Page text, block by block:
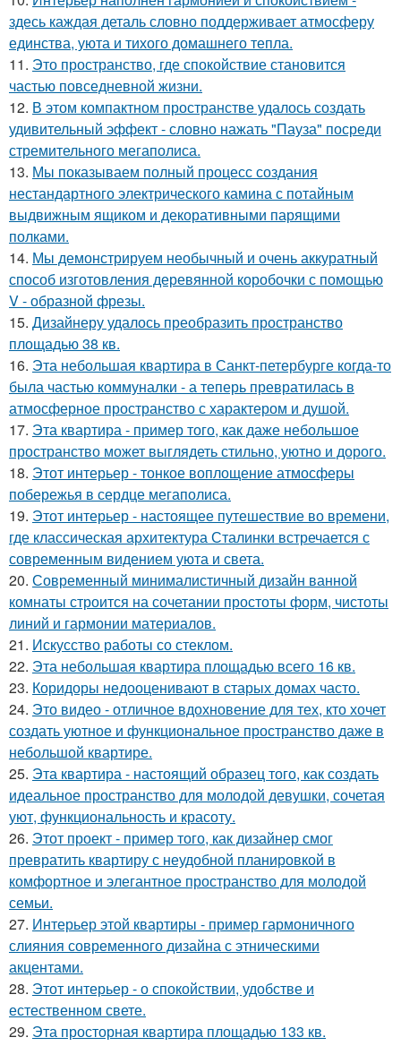
здесь каждая деталь словно поддерживает атмосферу
единства, уюта и тихого домашнего тепла.
11. Это пространство, где спокойствие становится
частью повседневной жизни.
12. В этом компактном пространстве удалось создать
удивительный эффект - словно нажать "Пауза" посреди
стремительного мегаполиса.
13. Мы показываем полный процесс создания
нестандартного электрического камина с потайным
выдвижным ящиком и декоративными парящими
полками.
14. Мы демонстрируем необычный и очень аккуратный
способ изготовления деревянной коробочки с помощью
V - образной фрезы.
15. Дизайнеру удалось преобразить пространство
площадью 38 кв.
16. Эта небольшая квартира в Санкт-петербурге когда-то
была частью коммуналки - а теперь превратилась в
атмосферное пространство с характером и душой.
17. Эта квартира - пример того, как даже небольшое
пространство может выглядеть стильно, уютно и дорого.
18. Этот интерьер - тонкое воплощение атмосферы
побережья в сердце мегаполиса.
19. Этот интерьер - настоящее путешествие во времени,
где классическая архитектура Сталинки встречается с
современным видением уюта и света.
20. Современный минималистичный дизайн ванной
комнаты строится на сочетании простоты форм, чистоты
линий и гармонии материалов.
21. Искусство работы со стеклом.
22. Эта небольшая квартира площадью всего 16 кв.
23. Коридоры недооценивают в старых домах часто.
24. Это видео - отличное вдохновение для тех, кто хочет
создать уютное и функциональное пространство даже в
небольшой квартире.
25. Эта квартира - настоящий образец того, как создать
идеальное пространство для молодой девушки, сочетая
уют, функциональность и красоту.
26. Этот проект - пример того, как дизайнер смог
превратить квартиру с неудобной планировкой в
комфортное и элегантное пространство для молодой
семьи.
27. Интерьер этой квартиры - пример гармоничного
слияния современного дизайна с этническими
акцентами.
28. Этот интерьер - о спокойствии, удобстве и
естественном свете.
29. Эта просторная квартира площадью 133 кв.